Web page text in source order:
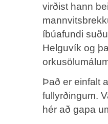
virðist hann
íbúafundi
Helguvík og
Það er einfalt
fullyrðingum.
hér að gapa